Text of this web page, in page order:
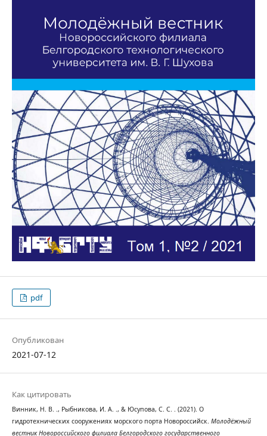
pdf
Опубликован
2021-07-12
Как цитировать
Винник, Н. В. ., Рыбникова, И. А. ., & Юсупова, С. С. . (2021). О
гидротехнических сооружениях морского порта Новороссийск. Молодёжный
вестник Новороссийского филиала Белгородского государственного